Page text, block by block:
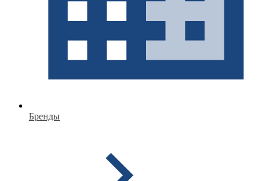
Бренды